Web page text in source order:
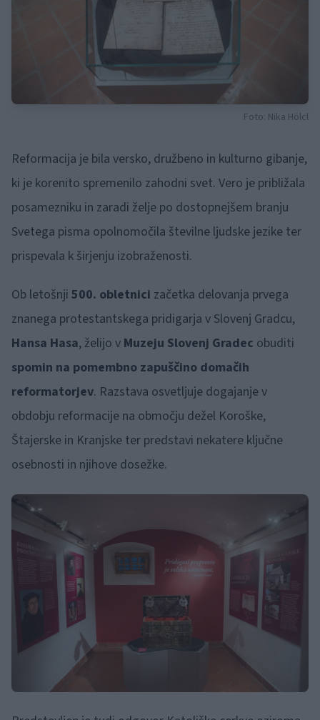
Foto: Nika Hölcl
Reformacija je bila versko, družbeno in kulturno gibanje,
ki je korenito spremenilo zahodni svet. Vero je približala
posamezniku in zaradi želje po dostopnejšem branju
Svetega pisma opolnomočila številne ljudske jezike ter
prispevala k širjenju izobraženosti.
Ob letošnji 500. obletnici začetka delovanja prvega
znanega protestantskega pridigarja v Slovenj Gradcu,
Hansa Hasa, želijo v Muzeju Slovenj Gradec obuditi
spomin na pomembno zapuščino domačih
reformatorjev. Razstava osvetljuje dogajanje v
obdobju reformacije na območju dežel Koroške,
Štajerske in Kranjske ter predstavi nekatere ključne
osebnosti in njihove dosežke.